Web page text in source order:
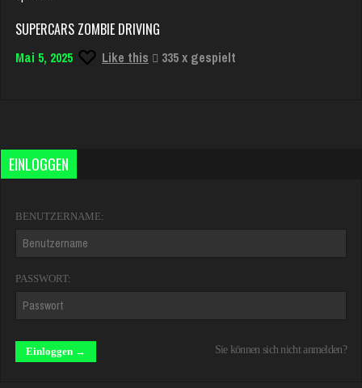
SUPERCARS ZOMBIE DRIVING
Mai 5, 2025 Like this 335 x gespielt
EINLOGGEN
BENUTZERNAME:
PASSWORT:
Sie können sich nicht anmelden?